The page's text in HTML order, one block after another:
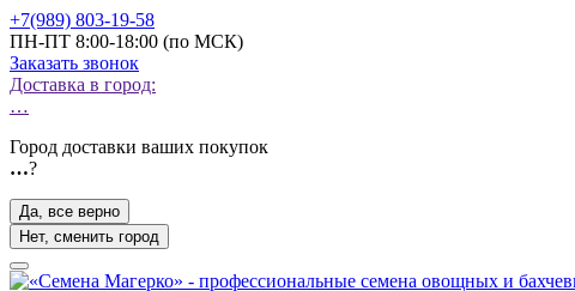
+7(989) 803-19-58
ПН-ПТ 8:00-18:00 (по МСК)
Заказать звонок
Доставка в город:
…
Город доставки ваших покупок
…?
Да, все верно
Нет, сменить город